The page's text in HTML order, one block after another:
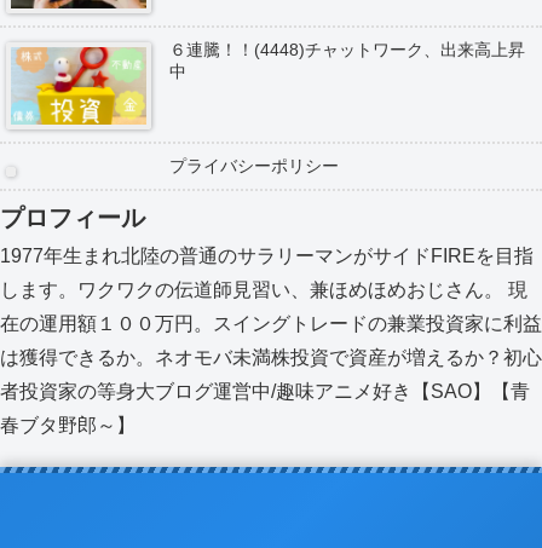
６連騰！！(4448)チャットワーク、出来高上昇
中
プライバシーポリシー
プロフィール
1977年生まれ北陸の普通のサラリーマンがサイドFIREを目指
します。ワクワクの伝道師見習い、兼ほめほめおじさん。 現
在の運用額１００万円。スイングトレードの兼業投資家に利益
は獲得できるか。ネオモバ未満株投資で資産が増えるか？初心
者投資家の等身大ブログ運営中/趣味アニメ好き【SAO】【青
春ブタ野郎～】